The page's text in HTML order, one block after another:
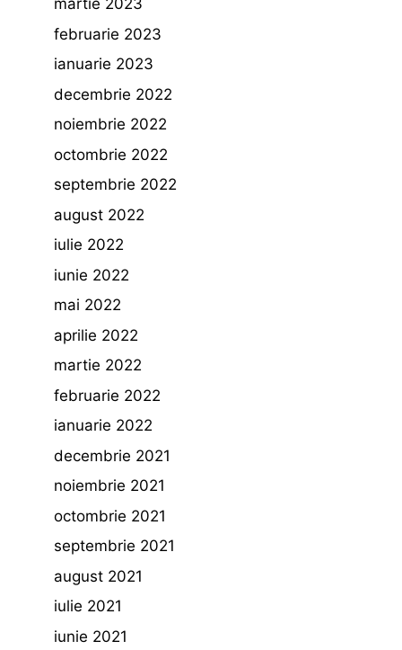
martie 2023
februarie 2023
ianuarie 2023
decembrie 2022
noiembrie 2022
octombrie 2022
septembrie 2022
august 2022
iulie 2022
iunie 2022
mai 2022
aprilie 2022
martie 2022
februarie 2022
ianuarie 2022
decembrie 2021
noiembrie 2021
octombrie 2021
septembrie 2021
august 2021
iulie 2021
iunie 2021